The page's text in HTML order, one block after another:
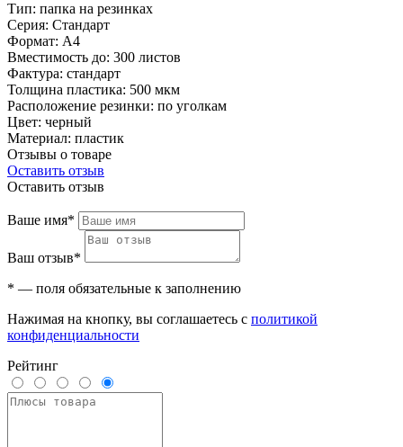
Тип: папка на резинках
Серия: Стандарт
Формат: А4
Вместимость до: 300 листов
Фактура: стандарт
Толщина пластика: 500 мкм
Расположение резинки: по уголкам
Цвет: черный
Материал: пластик
Отзывы о товаре
Оставить отзыв
Оставить отзыв
Ваше имя*
Ваш отзыв*
* — поля обязательные к заполнению
Нажимая на кнопку, вы соглашаетесь с политикой
конфиденциальности
Рейтинг